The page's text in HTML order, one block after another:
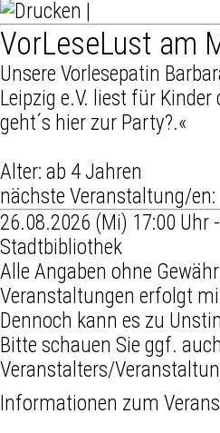
VorLeseLust am
Unsere Vorlesepatin
Leipzig e.V. liest für Kinder
geht´s hier zur Party?.«
Alter: ab 4 Jahren
nächste Veranstaltung/en:
26.08.2026 (Mi) 17:00 Uhr
Stadtbibliothek
Alle Angaben ohne
Veranstaltungen erfolgt
Dennoch kann es zu
Bitte schauen Sie ggf.
Veranstalters/
Informationen zum